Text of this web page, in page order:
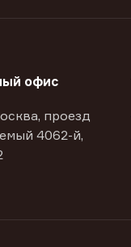
офис
проезд
4062-й,